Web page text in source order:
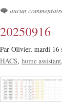
aucun
20250916
Par Olivier, mardi 16
HACS home assistant